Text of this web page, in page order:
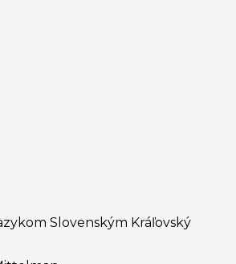
Slovenským Kráľovský